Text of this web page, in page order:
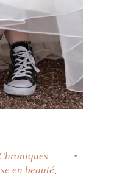
en beauté,